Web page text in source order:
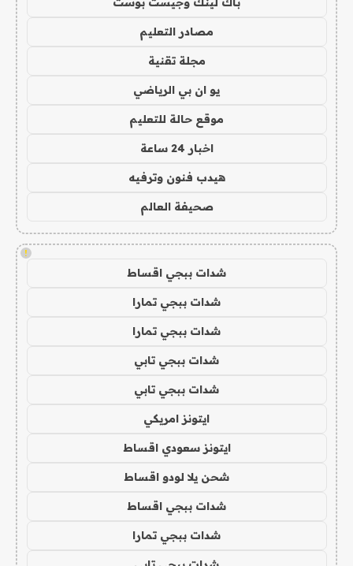
مصادر التعليم
مجلة تقنية
يو ان بي الرياضي
موقع حالة للتعليم
اخبار 24 ساعة
هيدب فنون وترفيه
صحيفة العالم
!
شدات ببجي اقساط
شدات ببجي تمارا
شدات ببجي تمارا
شدات ببجي تابي
شدات ببجي تابي
ايتونز امريكي
ايتونز سعودي اقساط
شحن يلا لودو اقساط
شدات ببجي اقساط
شدات ببجي تمارا